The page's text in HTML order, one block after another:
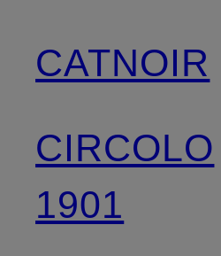
CATNOIR
CIRCOLO
1901